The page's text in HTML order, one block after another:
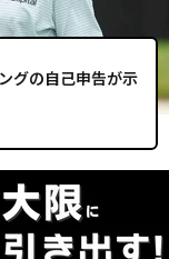
グの自己申告が示